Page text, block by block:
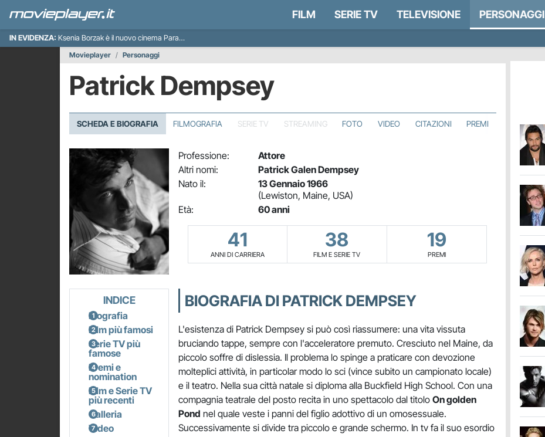
FILM SERIE TV TELEVISIONE PERSONAGGI
IN EVIDENZA: Ksenia Borzak è il nuovo cinema Paradiso italiano
Movieplayer
Personaggi
Patrick Dempsey
SCHEDA E BIOGRAFIA FILMOGRAFIA SERIE TV STREAMING FOTO VIDEO CITAZIONI PREMI
Professione:
Attore
Altri nomi:
Patrick Galen Dempsey
Nato il:
13 Gennaio 1966
(Lewiston, Maine, USA)
Età:
60 anni
41
ANNI DI CARRIERA
38
FILM E SERIE TV
19
PREMI
INDICE
Biografia
Film più famosi
Serie TV più
famose
Premi e
nomination
Film e Serie TV
più recenti
Galleria
Video
BIOGRAFIA DI PATRICK DEMPSEY
L'esistenza di Patrick Dempsey si può così riassumere: una vita vissuta
bruciando tappe, sempre con l'acceleratore premuto. Cresciuto nel Maine, da
piccolo soffre di dislessia. Il problema lo spinge a praticare con devozione
molteplici attività, in particolar modo lo sci (vince subito un campionato locale)
e il teatro. Nella sua città natale si diploma alla Buckfield High School. Con una
compagnia teatrale del posto recita in uno spettacolo dal titolo On golden
Pond nel quale veste i panni del figlio adottivo di un omosessuale.
Successivamente si divide tra piccolo e grande schermo. In tv fa il suo esordio